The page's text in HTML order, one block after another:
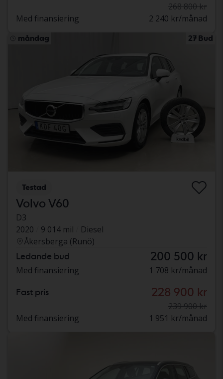
268 800 kr
Med finansiering
2 240 kr/månad
måndag 27 Bud
Testad
Volvo V60
D3
2020
9 014 mil
Diesel
Åkersberga (Runö)
Ledande bud 200 500 kr
Med finansiering 1 708 kr/månad
Fast pris 228 900 kr
239 900 kr
Med finansiering
1 951 kr/månad